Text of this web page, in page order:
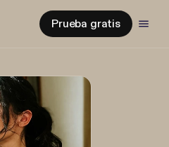
Prueba gratis